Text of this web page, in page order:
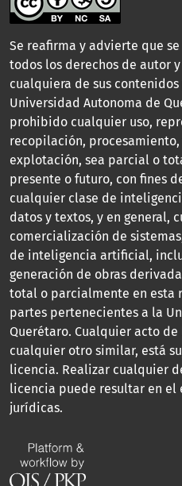
Se reafirma y advierte que
todos los derechos de autor
cualquiera de sus
Universidad Autonoma de
prohibido cualquier uso,
recopilación,
explotación, sea parcial o
presente o futuro, con fines
cualquier clase de
datos y textos, y en general,
comercialización de
de inteligencia artificial,
generación de obras
total o parcialmente en esta
partes pertenecientes a la
Querétaro. Cualquier acto
cualquier otro similar, está
licencia. Realizar cualquier
licencia puede resultar en el
jurídicas.